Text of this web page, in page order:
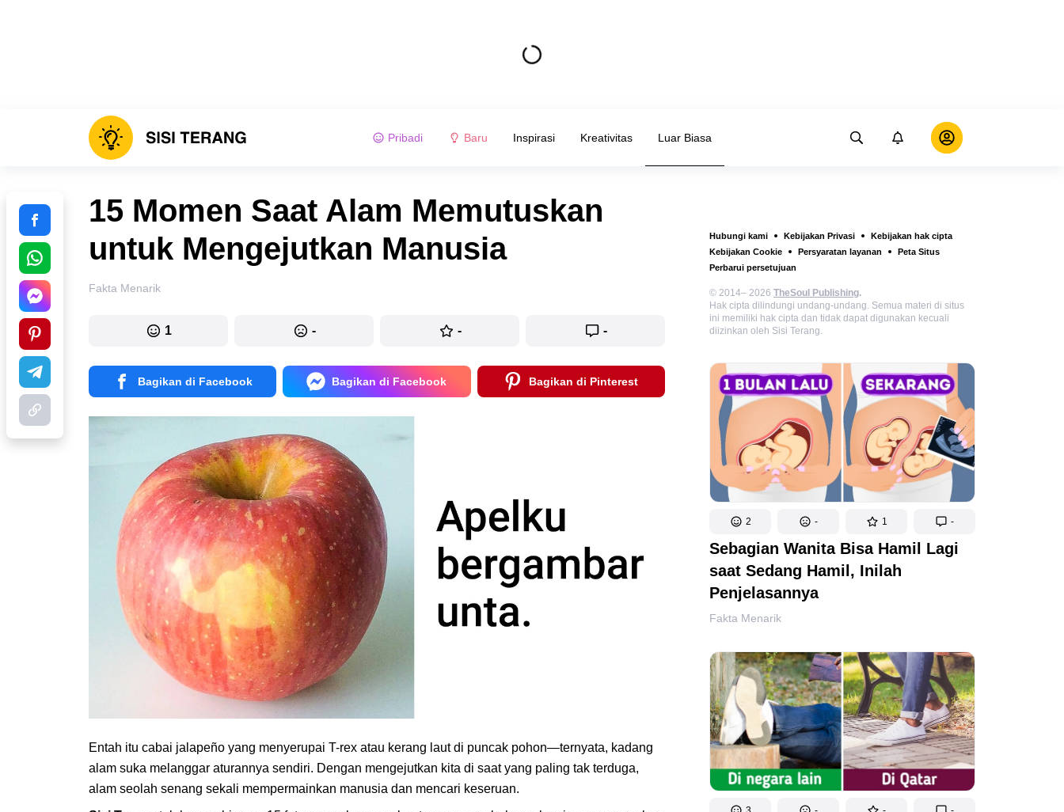
Pribadi Baru Inspirasi Kreativitas Luar Biasa
Hubungi kami Kebijakan Privasi
Kebijakan hak cipta
Kebijakan Cookie
Persyaratan layanan
Peta Situs
Perbarui persetujuan
© 2014– 2026 TheSoul Publishing.
Hak cipta dilindungi undang-undang. Semua materi di situs
ini memiliki hak cipta dan tidak dapat digunakan kecuali
diizinkan oleh Sisi Terang.
2 - 1 -
Sebagian Wanita Bisa Hamil Lagi
saat Sedang Hamil, Inilah
Penjelasannya
Fakta Menarik
15 Momen Saat Alam Memutuskan
untuk Mengejutkan Manusia
Fakta Menarik
1 - - -
Bagikan di Facebook Bagikan di Facebook Bagikan di Pinterest
Entah itu cabai jalapeño yang menyerupai T-rex atau kerang laut di puncak pohon—ternyata, kadang
alam suka melanggar aturannya sendiri. Dengan mengejutkan kita di saat yang paling tak terduga,
alam seolah senang sekali mempermainkan manusia dan mencari keseruan.